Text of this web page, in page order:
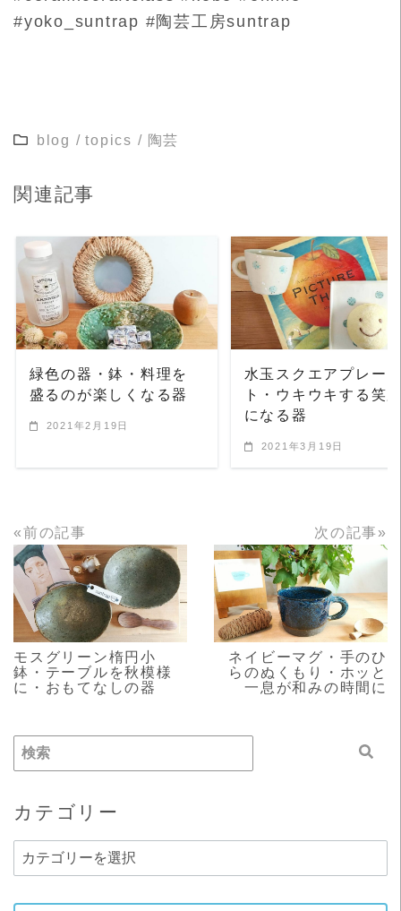
#yoko_suntrap #陶芸工房suntrap
blog / topics / 陶芸
関連記事
READ MORE
緑色の器・鉢・料理を
盛るのが楽しくなる器
2021年2月19日
READ MORE
水玉スクエアプレー
ト・ウキウキする笑
になる器
2021年3月19日
«前の記事
READ MORE
モスグリーン楕円小
鉢・テーブルを秋模様
に・おもてなしの器
次の記事»
READ MORE
ネイビーマグ・手のひ
らのぬくもり・ホッと
一息が和みの時間に
カテゴリー
カ
テ